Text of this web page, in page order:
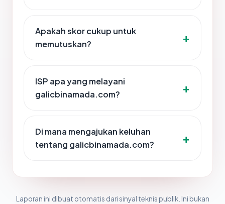
Apakah skor cukup untuk
memutuskan?
ISP apa yang melayani
galicbinamada.com?
Di mana mengajukan keluhan
tentang galicbinamada.com?
Laporan ini dibuat otomatis dari sinyal teknis publik. Ini bukan